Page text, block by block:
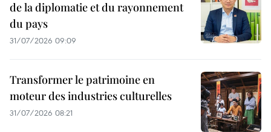
de la diplomatie et du rayonnement
du pays
31/07/2026 09:09
Transformer le patrimoine en
moteur des industries culturelles
31/07/2026 08:21